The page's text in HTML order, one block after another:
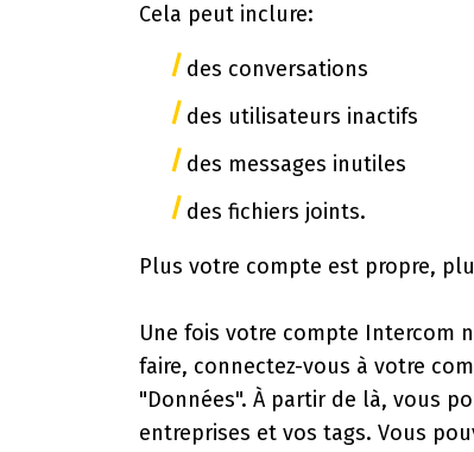
Cela peut inclure:
des conversations
des utilisateurs inactifs
des messages inutiles
des fichiers joints.
Plus votre compte est propre,
Une fois votre compte Intercom
faire, connectez-vous à votre
"Données". À partir de là, vous
entreprises et vos tags. Vous